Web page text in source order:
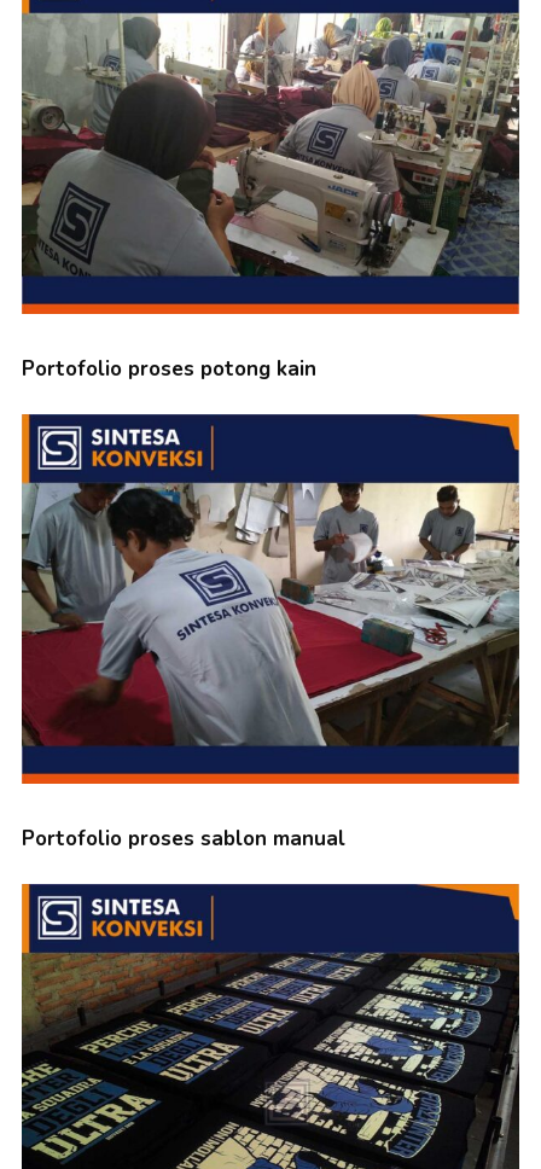
Portofolio proses potong kain
Portofolio proses sablon manual